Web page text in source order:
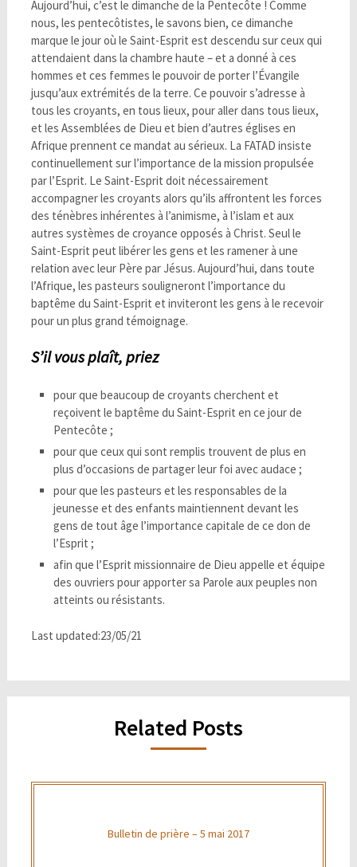
Aujourd’hui, c’est le dimanche de la Pentecôte ! Comme
nous, les pentecôtistes, le savons bien, ce dimanche
marque le jour où le Saint-Esprit est descendu sur ceux qui
attendaient dans la chambre haute – et a donné à ces
hommes et ces femmes le pouvoir de porter l’Évangile
jusqu’aux extrémités de la terre. Ce pouvoir s’adresse à
tous les croyants, en tous lieux, pour aller dans tous lieux,
et les Assemblées de Dieu et bien d’autres églises en
Afrique prennent ce mandat au sérieux. La FATAD insiste
continuellement sur l’importance de la mission propulsée
par l’Esprit. Le Saint-Esprit doit nécessairement
accompagner les croyants alors qu’ils affrontent les forces
des ténèbres inhérentes à l’animisme, à l’islam et aux
autres systèmes de croyance opposés à Christ. Seul le
Saint-Esprit peut libérer les gens et les ramener à une
relation avec leur Père par Jésus. Aujourd’hui, dans toute
l’Afrique, les pasteurs souligneront l’importance du
baptême du Saint-Esprit et inviteront les gens à le recevoir
pour un plus grand témoignage.
S’il vous plaît, priez
pour que beaucoup de croyants cherchent et
reçoivent le baptême du Saint-Esprit en ce jour de
Pentecôte ;
pour que ceux qui sont remplis trouvent de plus en
plus d’occasions de partager leur foi avec audace ;
pour que les pasteurs et les responsables de la
jeunesse et des enfants maintiennent devant les
gens de tout âge l’importance capitale de ce don de
l’Esprit ;
afin que l’Esprit missionnaire de Dieu appelle et équipe
des ouvriers pour apporter sa Parole aux peuples non
atteints ou résistants.
Last updated:23/05/21
Related Posts
Bulletin de prière – 5 mai 2017